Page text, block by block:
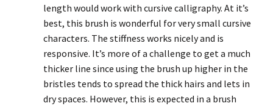
length would work with cursive calligraphy. At it’s
best, this brush is wonderful for very small cursive
characters. The stiffness works nicely and is
responsive. It’s more of a challenge to get a much
thicker line since using the brush up higher in the
bristles tends to spread the thick hairs and lets in
dry spaces. However, this is expected in a brush